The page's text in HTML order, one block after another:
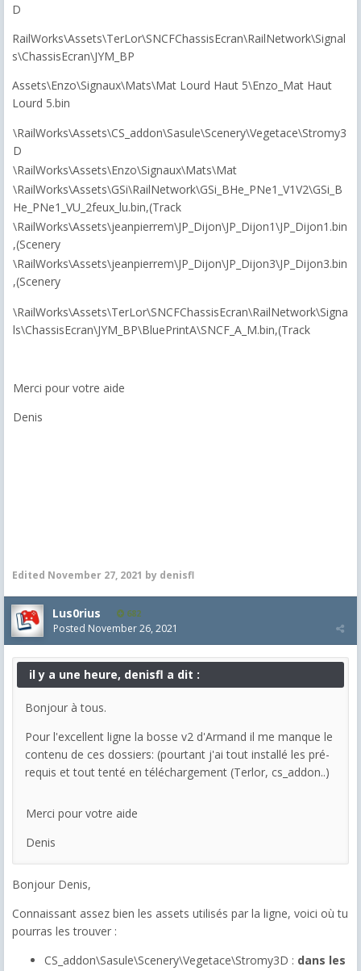
D
RailWorks\Assets\TerLor\SNCFChassisEcran\RailNetwork\Signal
s\ChassisEcran\JYM_BP
Assets\Enzo\Signaux\Mats\Mat Lourd Haut 5\Enzo_Mat Haut
Lourd 5.bin
\RailWorks\Assets\CS_addon\Sasule\Scenery\Vegetace\Stromy3
D
\RailWorks\Assets\Enzo\Signaux\Mats\Mat
\RailWorks\Assets\GSi\RailNetwork\GSi_BHe_PNe1_V1V2\GSi_B
He_PNe1_VU_2feux_lu.bin,(Track
\RailWorks\Assets\jeanpierrem\JP_Dijon\JP_Dijon1\JP_Dijon1.bin
,(Scenery
\RailWorks\Assets\jeanpierrem\JP_Dijon\JP_Dijon3\JP_Dijon3.bin
,(Scenery
\RailWorks\Assets\TerLor\SNCFChassisEcran\RailNetwork\Signa
ls\ChassisEcran\JYM_BP\BluePrintA\SNCF_A_M.bin,(Track
Merci pour votre aide
Denis
Edited November 27, 2021 by denisfl
Lus0rius 682
Posted November 26, 2021
il y a une heure, denisfl a dit :
Bonjour à tous.
Pour l'excellent ligne la bosse v2 d'Armand il me manque le
contenu de ces dossiers: (pourtant j'ai tout installé les pré-
requis et tout tenté en téléchargement (Terlor, cs_addon..)
Merci pour votre aide
Denis
Bonjour Denis,
Connaissant assez bien les assets utilisés par la ligne, voici où tu
pourras les trouver :
CS_addon\Sasule\Scenery\Vegetace\Stromy3D : dans les